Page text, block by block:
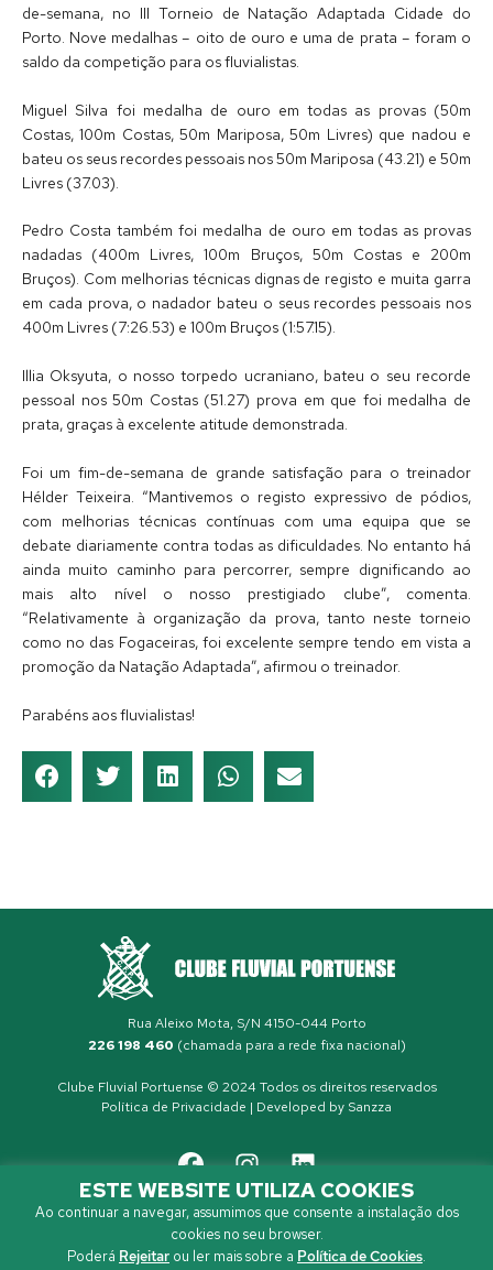
de-semana, no III Torneio de Natação Adaptada Cidade do
Porto. Nove medalhas – oito de ouro e uma de prata – foram o
saldo da competição para os fluvialistas.
Miguel Silva foi medalha de ouro em todas as provas (50m
Costas, 100m Costas, 50m Mariposa, 50m Livres) que nadou e
bateu os seus recordes pessoais nos 50m Mariposa (43.21) e 50m
Livres (37.03).
Pedro Costa também foi medalha de ouro em todas as provas
nadadas (400m Livres, 100m Bruços, 50m Costas e 200m
Bruços). Com melhorias técnicas dignas de registo e muita garra
em cada prova, o nadador bateu o seus recordes pessoais nos
400m Livres (7:26.53) e 100m Bruços (1:57.15).
Illia Oksyuta, o nosso torpedo ucraniano, bateu o seu recorde
pessoal nos 50m Costas (51.27) prova em que foi medalha de
prata, graças à excelente atitude demonstrada.
Foi um fim-de-semana de grande satisfação para o treinador
Hélder Teixeira. “Mantivemos o registo expressivo de pódios,
com melhorias técnicas contínuas com uma equipa que se
debate diariamente contra todas as dificuldades. No entanto há
ainda muito caminho para percorrer, sempre dignificando ao
mais alto nível o nosso prestigiado clube”, comenta.
“Relativamente à organização da prova, tanto neste torneio
como no das Fogaceiras, foi excelente sempre tendo em vista a
promoção da Natação Adaptada”, afirmou o treinador.
Parabéns aos fluvialistas!
Rua Aleixo Mota, S/N 4150-044 Porto
226 198 460 (chamada para a rede fixa nacional)
Clube Fluvial Portuense © 2024 Todos os direitos reservados
Política de Privacidade | Developed by Sanzza
ESTE WEBSITE UTILIZA COOKIES
Ao continuar a navegar, assumimos que consente a instalação dos
cookies no seu browser.
Poderá Rejeitar ou ler mais sobre a Política de Cookies.